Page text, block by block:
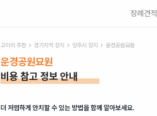
장례견적
고이의 추천 경기 지역 장지 양주시 장지 운경공원묘원
운경공원묘원
비용 참고 정보 안내
더 저렴하게 안치할 수 있는 방법을 함께 알아보세요.